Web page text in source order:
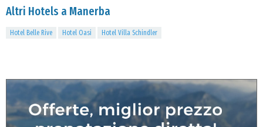
Altri Hotels a Manerba
Hotel Belle Rive Hotel Oasi Hotel Villa Schindler